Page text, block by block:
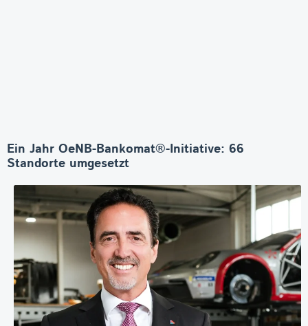
Ein Jahr OeNB-Bankomat®-Initiative: 66
Standorte umgesetzt